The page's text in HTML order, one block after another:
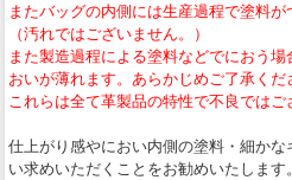
またバッグの内側には生産過程で塗料が
（汚れではございません。）
また製造過程による塗料などでにおう
おいが薄れます。あらかじめご了承くだ
これらは全て革製品の特性で不良ではご
仕上がり感やにおい内側の塗料・細か
い求めいただくことをお勧めいたします。